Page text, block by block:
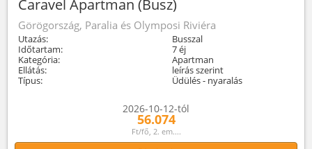
Caravel Apartman (Busz)
Görögország, Paralia és Olymposi Riviéra
Utazás:
Busszal
Időtartam:
7 éj
Kategória:
Apartman
Ellátás:
leírás szerint
Típus:
Üdülés - nyaralás
2026-10-12-tól
56.074
Ft/fő, 2. em....